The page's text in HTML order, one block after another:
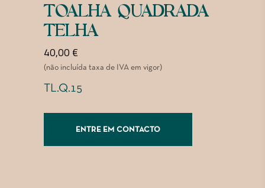
TOALHA QUADRADA
TELHA
40,00 €
(não incluída taxa de IVA em vigor)
TL.Q.15
ENTRE EM CONTACTO